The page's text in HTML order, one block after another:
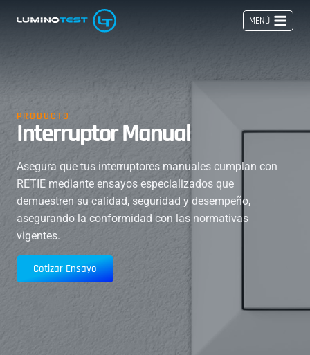
MENÚ
PRODUCTO
Interruptor Manual
Asegura que tus interruptores manuales cumplan con
RETIE mediante ensayos especializados que
demuestren su calidad, seguridad y desempeño,
asegurando la conformidad con las normativas
vigentes.
Cotizar Ensayo